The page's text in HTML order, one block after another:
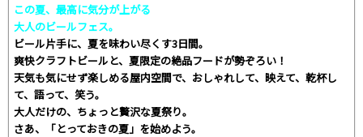
この夏、最高に気分が上がる
大人のビールフェス。
ビール片手に、夏を味わい尽くす3日間。
爽快クラフトビールと、夏限定の絶品フードが勢ぞろい！
天気も気にせず楽しめる屋内空間で、おしゃれして、映えて、乾杯し
て、語って、笑う。
大人だけの、ちょっと贅沢な夏祭り。
さあ、「とっておきの夏」を始めよう。